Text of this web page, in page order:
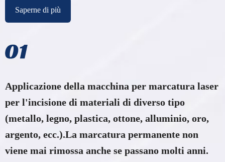
Saperne di più
Applicazione della macchina per marcatura laser
per l'incisione di materiali di diverso tipo
(metallo, legno, plastica, ottone, alluminio, oro,
argento, ecc.).La marcatura permanente non
viene mai rimossa anche se passano molti anni.